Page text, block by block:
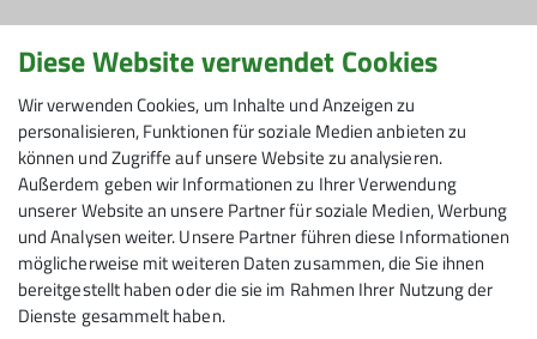
24.01.2023
Über unsere Sektion
3 Fragen an Felix Beck, Skilehrer:
Was ist Dei­ne Lieb­lings(berg)tour?
Die Isar-Trails zwischen Schäftlarn und Pullach mit
Diese Website verwendet Cookies
Wir verwenden Cookies, um Inhalte und Anzeigen zu
personalisieren, Funktionen für soziale Medien anbieten zu
können und Zugriffe auf unsere Website zu analysieren.
Außerdem geben wir Informationen zu Ihrer Verwendung
unserer Website an unsere Partner für soziale Medien, Werbung
und Analysen weiter. Unsere Partner führen diese Informationen
möglicherweise mit weiteren Daten zusammen, die Sie ihnen
bereitgestellt haben oder die sie im Rahmen Ihrer Nutzung der
Dienste gesammelt haben.